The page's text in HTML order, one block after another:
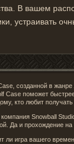
В вашем
устраивать
созданной в
Case поможет
кто любит
Snowball
Да и прохождение
ли игра вашего